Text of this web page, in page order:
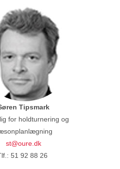
Tipsmark
for holdturnering og
st@oure.dk
51 92 88 26